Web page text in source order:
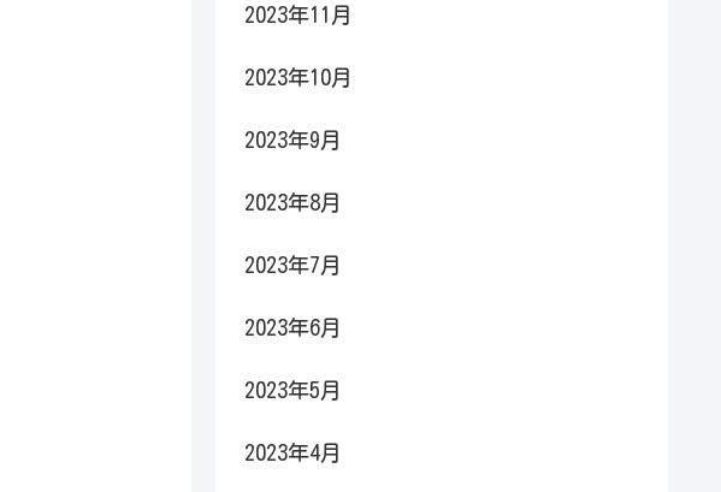
2023年11月
2023年10月
2023年9月
2023年8月
2023年7月
2023年6月
2023年5月
2023年4月